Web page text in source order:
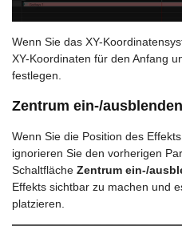
Wenn Sie das XY-
XY-Koordinaten für den Anfang
festlegen.
Zentrum ein-/ausblenden
Wenn Sie die Position des
ignorieren Sie den vorherigen
Schaltfläche Zentrum ein-/
Effekts sichtbar zu machen und
platzieren.